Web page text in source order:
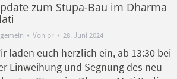
zum Stupa-Bau im Dharma
Von pr 28. Juni 2024
laden euch herzlich ein, ab 13:30 bei
Einweihung und Segnung des neu